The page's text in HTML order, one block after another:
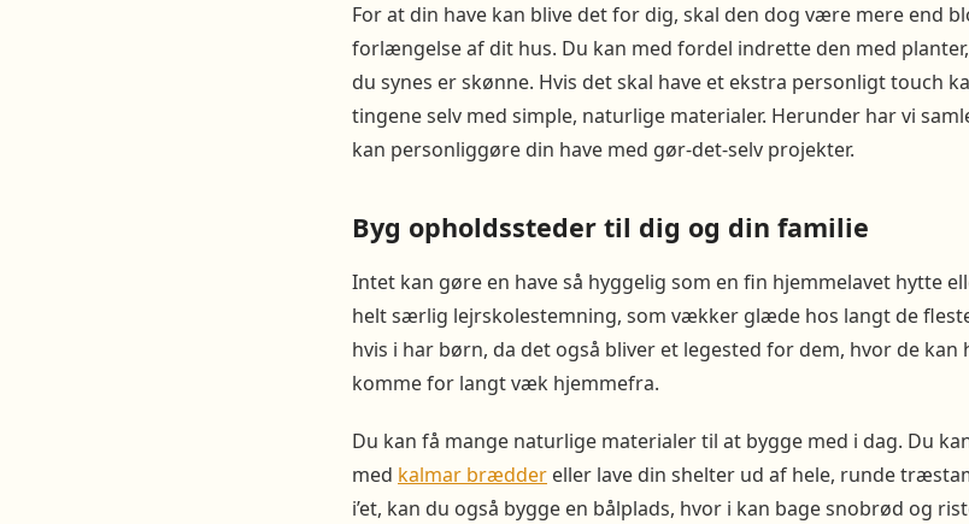
For at din have kan blive det for dig, skal den dog være mere end
forlængelse af dit hus. Du kan med fordel indrette den med
du synes er skønne. Hvis det skal have et ekstra personligt touch
tingene selv med simple, naturlige materialer. Herunder har vi
kan personliggøre din have med gør-det-selv projekter.
Byg opholdssteder til dig og din familie
Intet kan gøre en have så hyggelig som en fin hjemmelavet hytte
helt særlig lejrskolestemning, som vækker glæde hos langt de
hvis i har børn, da det også bliver et legested for dem, hvor de kan
komme for langt væk hjemmefra.
Du kan få mange naturlige materialer til at bygge med i dag. Du
med kalmar brædder eller lave din shelter ud af hele, runde
i’et, kan du også bygge en bålplads, hvor i kan bage snobrød og